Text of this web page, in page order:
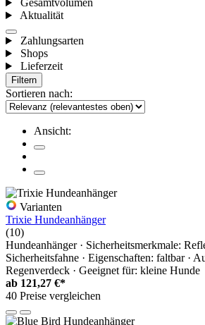
Gesamtvolumen
Aktualität
Zahlungsarten
Shops
Lieferzeit
Filtern
Sortieren nach:
Ansicht:
Varianten
Trixie Hundeanhänger
(10)
Hundeanhänger · Sicherheitsmerkmale:
Sicherheitsfahne · Eigenschaften: faltbar ·
Regenverdeck · Geeignet für: kleine Hunde
ab 121,27 €*
40 Preise vergleichen